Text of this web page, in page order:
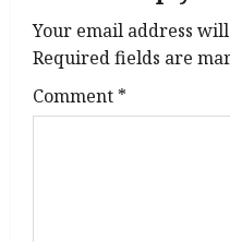
i
g
Your email address
Required fields are
Comment *